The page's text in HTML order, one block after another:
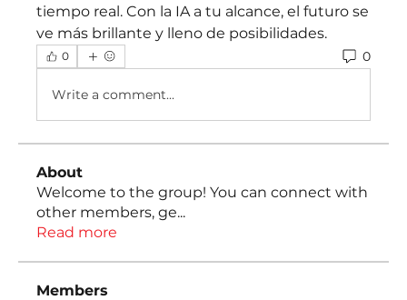
tiempo real. Con la IA a tu alcance, el futuro se
ve más brillante y lleno de posibilidades.
0 0
Write a comment...
About
Welcome to the group! You can connect with
other members, ge...
Read more
Members